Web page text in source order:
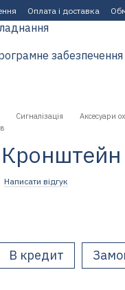
Оплата і доставка
забезпечення
Сигналізація Аксесуари
Написати відгук
В кредит